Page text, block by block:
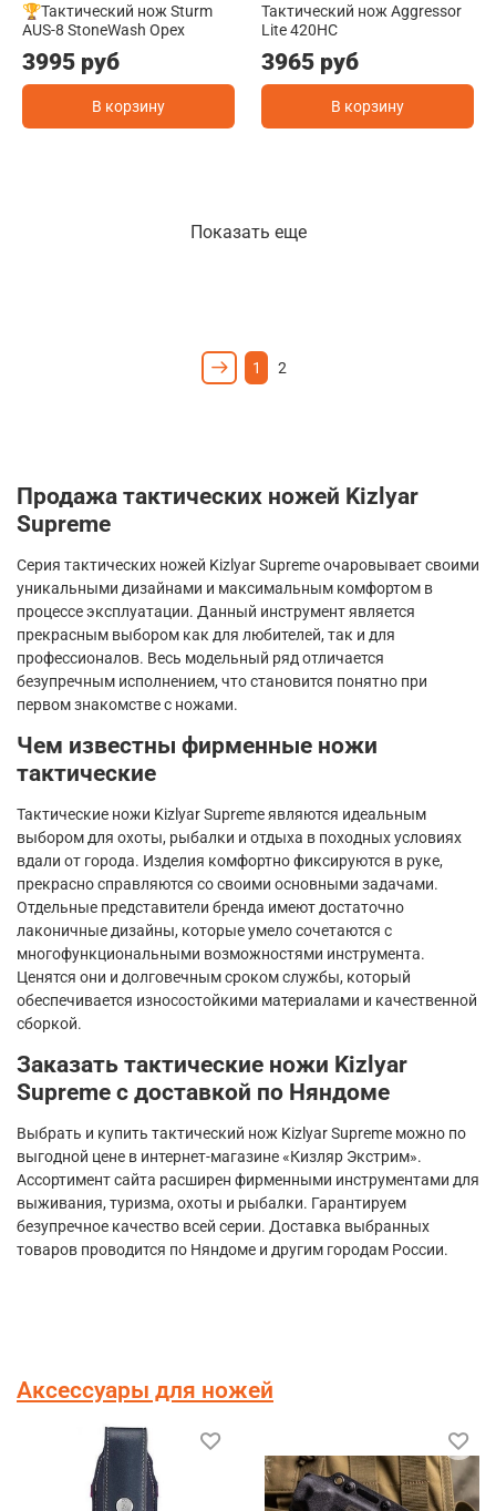
🏆Тактический нож Sturm
AUS-8 StoneWash Орех
3995 руб
В корзину
Тактический нож Aggressor
Lite 420HC
3965 руб
В корзину
Показать еще
1 2
Продажа тактических ножей Kizlyar
Supreme
Серия тактических ножей KizlyarSupremeочаровывает своими
уникальными дизайнами и максимальным комфортом в
процессе эксплуатации. Данный инструмент является
прекрасным выбором как для любителей, так и для
профессионалов. Весь модельный ряд отличается
безупречным исполнением, что становится понятно при
первом знакомстве с ножами.
Чем известны фирменные ножи
тактические
Тактические ножи KizlyarSupremeявляются идеальным
выбором для охоты, рыбалки и отдыха в походных условиях
вдали от города. Изделия комфортно фиксируются в руке,
прекрасно справляются со своими основными задачами.
Отдельные представители бренда имеют достаточно
лаконичные дизайны, которые умело сочетаются с
многофункциональными возможностями инструмента.
Ценятся они и долговечным сроком службы, который
обеспечивается износостойкими материалами и качественной
сборкой.
Заказать тактические ножи Kizlyar
Supreme с доставкой по Няндоме
Выбрать и купить тактический нож KizlyarSupreme можно по
выгодной цене в интернет-магазине «Кизляр Экстрим».
Ассортимент сайта расширен фирменными инструментами для
выживания, туризма, охоты и рыбалки. Гарантируем
безупречное качество всей серии. Доставка выбранных
товаров проводится по Няндоме и другим городам России.
Аксессуары для ножей